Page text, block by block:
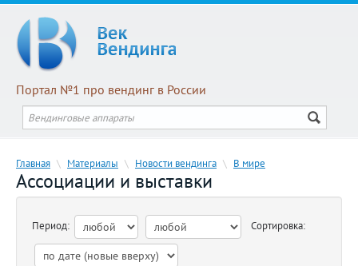
Портал №1 про вендинг в России
Главная \ Материалы \ Новости вендинга \ В мире
Ассоциации и выставки
Период: Сортировка: